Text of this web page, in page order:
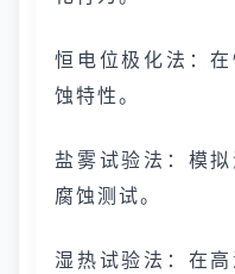
恒电位极化法：
蚀特性。
盐雾试验法：模
腐蚀测试。
湿热试验法：在